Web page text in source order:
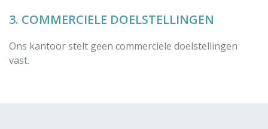
3. COMMERCIELE DOELSTELLINGEN
Ons kantoor stelt geen commerciële doelstellingen
vast.